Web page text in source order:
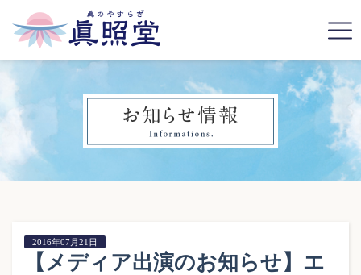
2016年07月21日
【メディア出演のお知らせ】エ